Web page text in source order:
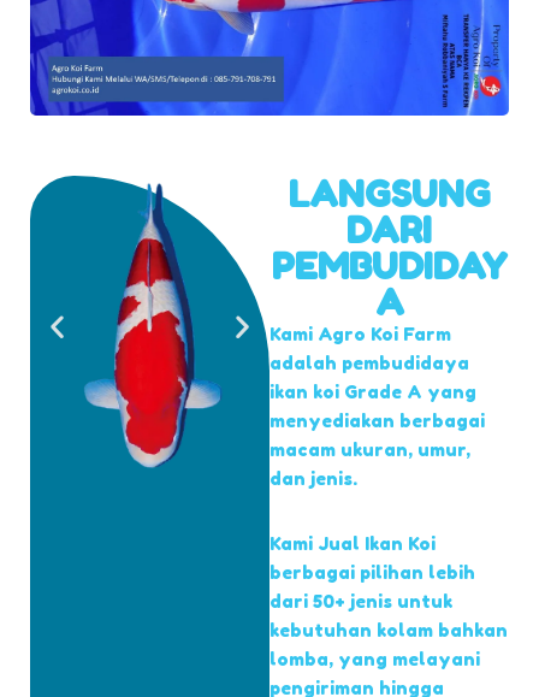
LANGSUNG
DARI
PEMBUDIDAY
A
Kami Agro Koi Farm
adalah pembudidaya
ikan koi Grade A yang
menyediakan berbagai
macam ukuran, umur,
dan jenis.
Kami Jual Ikan Koi
berbagai pilihan lebih
dari 50+ jenis untuk
kebutuhan kolam bahkan
lomba, yang melayani
pengiriman hingga